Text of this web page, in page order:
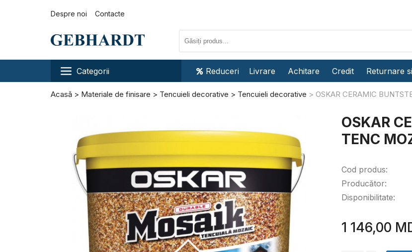
Despre noi Contacte
Categorii Reduceri Livrare Achitare Credit Returnare
Acasă Materiale de finisare Tencuieli decorative Tencuieli decorative OSKAR CERAMIC
OSKAR
TENC
Cod produs:
Producător:
Disponibilitate:
1 146,00